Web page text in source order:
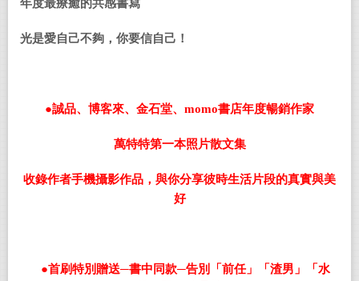
年度最療癒的共感書寫
光是愛自己不夠，你要信自己！
●誠品、博客來、金石堂、 momo書店年度暢銷作家
萬特特第一本照片散文集
收錄作者手機攝影作品，與你分享彼時生活片段的真實與美
好
●首刷特別贈送─書中同款─告別「前任」「渣男」「水